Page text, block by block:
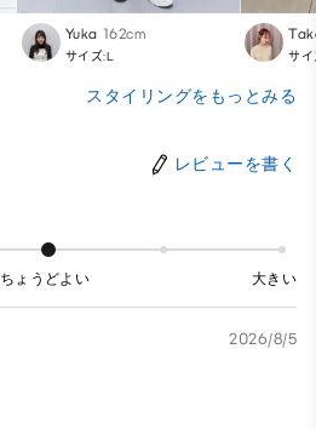
Yuka 162cm
サイズ:L サイ
スタイリングをもっとみる
レビューを書く
ちょうどよい 大きい
2026/8/5